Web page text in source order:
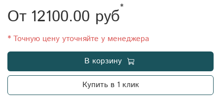
Производитель: Экогрупп ДВ Длина: 750 Ширина: 750
Высота: 1720 Объем транспортный: 967,5 Габариты:
750x750x1720 Диаметр крышки: 350 Цвет: желтый
От 12100.00 руб*
* Точную цену уточняйте у менеджера
В корзину
Купить в 1 клик